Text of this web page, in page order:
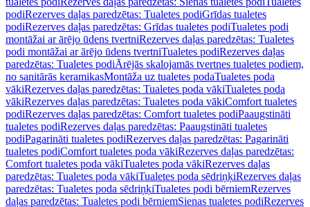
podiRezerves daļas paredzētas: Tualetes podiGrīdas tualetes
podiRezerves daļas paredzētas: Grīdas tualetes podiTualetes podi
montāžai ar ārējo ūdens tvertniRezerves daļas paredzētas: Tualetes
podi montāžai ar ārējo ūdens tvertniTualetes podiRezerves daļas
paredzētas: Tualetes podiĀrējās skalojamās tvertnes tualetes podiem,
no sanitārās keramikasMontāža uz tualetes podaTualetes poda
vākiRezerves daļas paredzētas: Tualetes poda vākiTualetes poda
vākiRezerves daļas paredzētas: Tualetes poda vākiComfort tualetes
podiRezerves daļas paredzētas: Comfort tualetes podiPaaugstināti
tualetes podiRezerves daļas paredzētas: Paaugstināti tualetes
podiPagarināti tualetes podiRezerves daļas paredzētas: Pagarināti
tualetes podiComfort tualetes poda vākiRezerves daļas paredzētas:
Comfort tualetes poda vākiTualetes poda vākiRezerves daļas
paredzētas: Tualetes poda vākiTualetes poda sēdriņķiRezerves daļas
paredzētas: Tualetes poda sēdriņķiTualetes podi bērniemRezerves
daļas paredzētas: Tualetes podi bērniemSienas tualetes podiRezerves